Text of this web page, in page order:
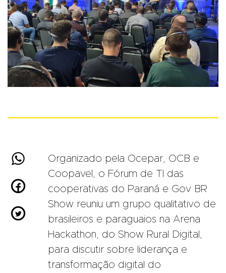



Organizado pela Ocepar, OCB e
Coopavel, o Fórum de TI das
cooperativas do Paraná e Gov BR
Show reuniu um grupo qualitativo de
brasileiros e paraguaios na Arena
Hackathon, do Show Rural Digital,
para discutir sobre liderança e
transformação digital do